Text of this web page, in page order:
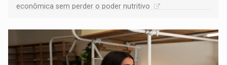
econômica sem perder o poder nutritivo